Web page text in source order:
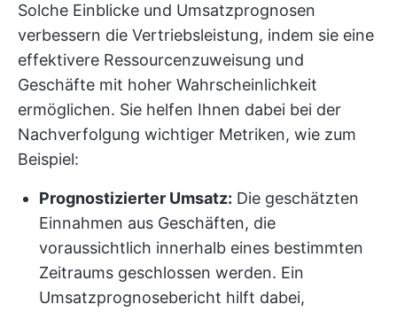
Solche Einblicke und Umsatzprognosen
verbessern die Vertriebsleistung, indem sie eine
effektivere Ressourcenzuweisung und
Geschäfte mit hoher Wahrscheinlichkeit
ermöglichen. Sie helfen Ihnen dabei bei der
Nachverfolgung wichtiger Metriken, wie zum
Beispiel:
Prognostizierter Umsatz: Die geschätzten
Einnahmen aus Geschäften, die
voraussichtlich innerhalb eines bestimmten
Zeitraums geschlossen werden. Ein
Umsatzprognosebericht hilft dabei,